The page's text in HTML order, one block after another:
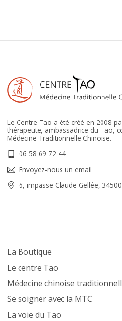
Le Centre Tao a été créé en 2008
thérapeute, ambassadrice du Tao,
Médecine Traditionnelle Chinoise.
06 58 69 72 44
Envoyez-nous un email
6, impasse Claude Gellée, 34500
La Boutique
Le centre Tao
Médecine chinoise
Se soigner avec la MTC
La voie du Tao